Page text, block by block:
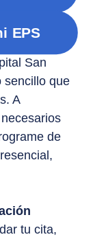
EPS
San
sencillo que
A
de
tu cita,